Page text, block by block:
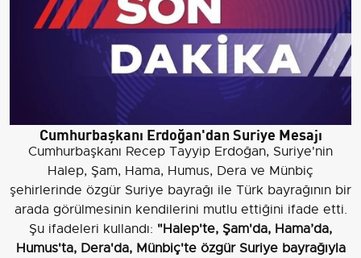
Cumhurbaşkanı Erdoğan'dan Suriye Mesajı
Cumhurbaşkanı Recep Tayyip Erdoğan, Suriye'nin
Halep, Şam, Hama, Humus, Dera ve Münbiç
şehirlerinde özgür Suriye bayrağı ile Türk bayrağının bir
arada görülmesinin kendilerini mutlu ettiğini ifade etti.
Şu ifadeleri kullandı: "Halep'te, Şam'da, Hama’da,
Humus'ta, Dera'da, Münbiç'te özgür Suriye bayrağıyla